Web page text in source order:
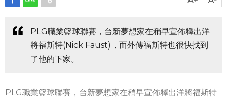
PLG職業籃球聯賽，台新夢想家在稍早宣佈釋出洋
將福斯特(Nick Faust)，而外傳福斯特也很快找到
了他的下家。
PLG職業籃球聯賽，台新夢想家在稍早宣佈釋出洋將福斯特